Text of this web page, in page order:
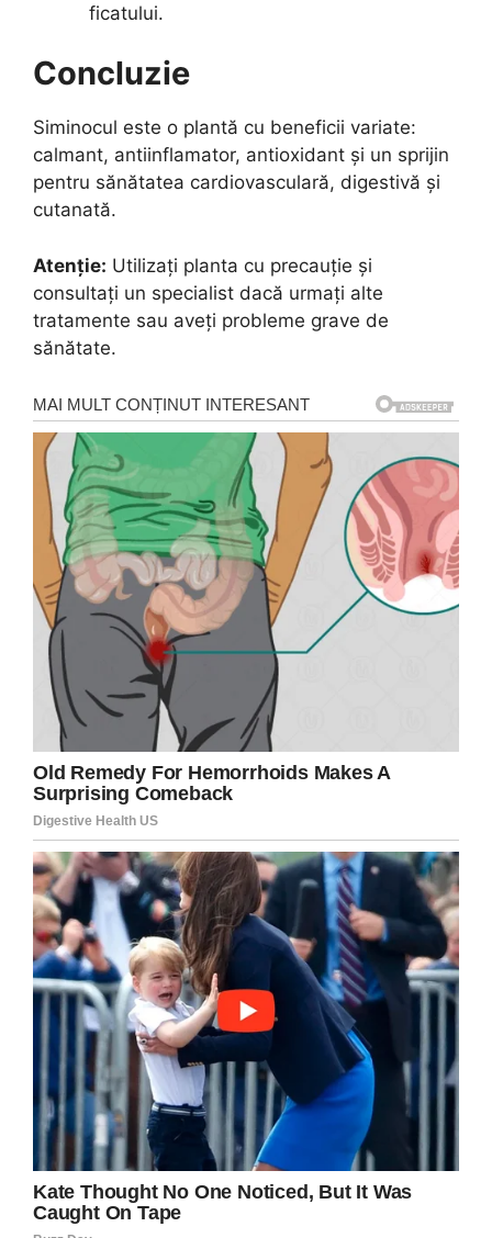
ficatului.
Concluzie
Siminocul este o plantă cu beneficii variate:
calmant, antiinflamator, antioxidant și un sprijin
pentru sănătatea cardiovasculară, digestivă și
cutanată.
Atenție: Utilizați planta cu precauție și
consultați un specialist dacă urmați alte
tratamente sau aveți probleme grave de
sănătate.